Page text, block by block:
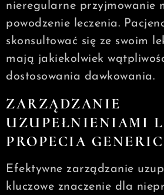
nieregularne przyjmowanie
powodzenie leczenia.
skonsultować się ze swoim
mają jakiekolwiek
dostosowania dawkowania.
ZARZĄDZANIE
UZUPEŁNIENIAMI
PROPECIA GENERIC
Efektywne zarządzanie
kluczowe znaczenie dla